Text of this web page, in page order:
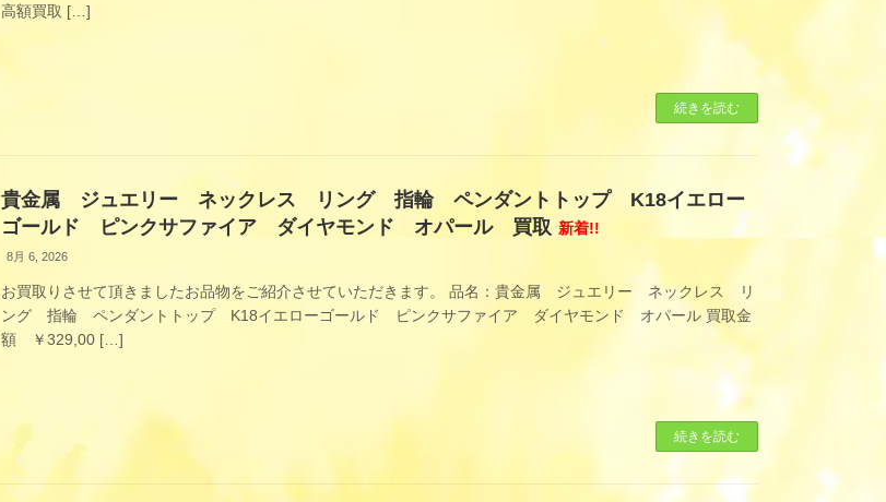
高額買取 […]
続きを読む
貴金属 ジュエリー ネックレス リング 指輪 ペンダントトップ K18イエロー
ゴールド ピンクサファイア ダイヤモンド オパール 買取 新着!!
8月 6, 2026
お買取りさせて頂きましたお品物をご紹介させていただきます。 品名：貴金属 ジュエリー ネックレス リ
ング 指輪 ペンダントトップ K18イエローゴールド ピンクサファイア ダイヤモンド オパール 買取金
額 ￥329,00 […]
続きを読む